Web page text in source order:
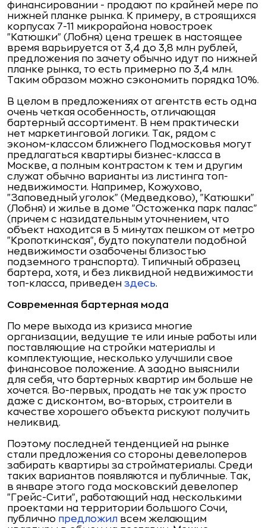
финансировании - продают по крайней мере по
нижней планке рынка. К примеру, в строящихся
корпусах 7-11 микрорайона новостроек
"Катюшки" (Лобня) цена трешек в настоящее
время варьируется от 3,4 до 3,8 млн рублей,
предложения по зачету обычно идут по нижней
планке рынка, то есть примерно по 3,4 млн.
Таким образом можно сэкономить порядка 10%.
В целом в предложениях от агентств есть одна
очень четкая особенность, отличающая
бартерный ассортимент. В нем практически
нет маркетинговой логики. Так, рядом с
эконом-классом ближнего Подмосковья могут
предлагаться квартиры бизнес-класса в
Москве, а полным контрастом к тем и другим
служат обычно варианты из листинга топ-
недвижимости. Например, Кожухово,
"Заповедный уголок" (Медведково), "Катюшки"
(Лобня) и жилье в доме "Остоженка парк палас"
(причем с назидательным уточнением, что
объект находится в 5 минутах пешком от метро
"Кропоткинская", будто покупатели подобной
недвижимости озабочены близостью
подземного транспорта). Типичный образец
бартера, хотя, и без ликвидной недвижимости
топ-класса, приведен здесь.
Современная бартерная мода
По мере выхода из кризиса многие
организации, ведущие те или иные работы или
поставляющие на стройки материалы и
комплектующие, несколько улучшили свое
финансовое положение. А заодно выяснили
для себя, что бартерных квартир им больше не
хочется. Во-первых, продать не так уж просто
даже с дисконтом, во-вторых, строители в
качестве хорошего объекта рискуют получить
неликвид.
Поэтому последней тенденцией на рынке
стали предложения со стороны девелоперов
забирать квартиры за стройматериалы. Среди
таких вариантов появляются и публичные. Так,
в январе этого года московский девелопер
"Грейс-Сити", работающий над несколькими
проектами на территории большого Сочи,
публично предложил всем желающим